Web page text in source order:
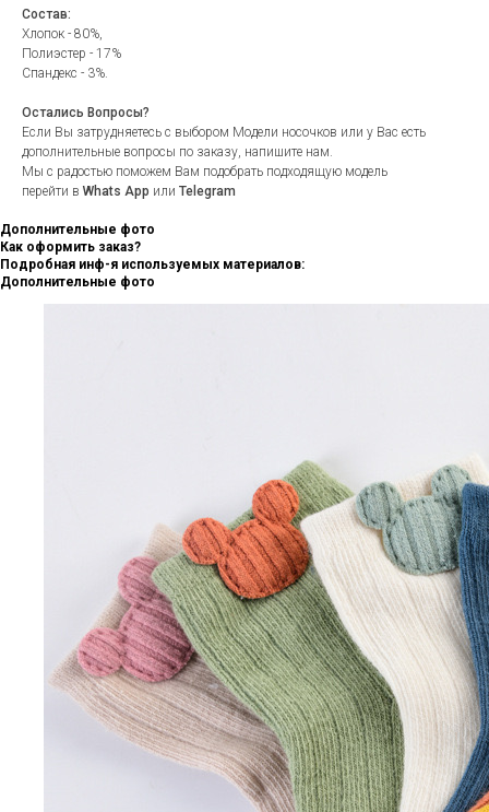
Состав:
Хлопок - 80%,
Полиэстер - 17%
Спандекс - 3%.
Остались Вопросы?
Если Вы затрудняетесь с выбором Модели носочков или у Вас есть
дополнительные вопросы по заказу, напишите нам.
Мы с радостью поможем Вам подобрать подходящую модель
перейти в Whats App или Telegram
Дополнительные фото
Как оформить заказ?
Подробная инф-я используемых материалов:
Дополнительные фото